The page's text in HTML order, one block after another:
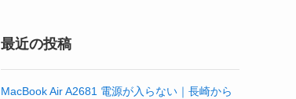
最近の投稿
MacBook Air A2681 電源が入らない｜長崎から